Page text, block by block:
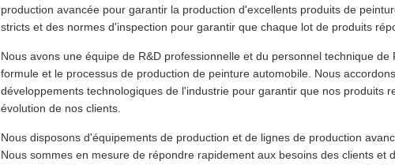
production avancée pour garantir la production d'excellents produits de
stricts et des normes d'inspection pour garantir que chaque lot de produits
Nous avons une équipe de R&D professionnelle et du personnel technique
formule et le processus de production de peinture automobile. Nous
développements technologiques de l'industrie pour garantir que nos produits
évolution de nos clients.
Nous disposons d'équipements de production et de lignes de production
Nous sommes en mesure de répondre rapidement aux besoins des clients